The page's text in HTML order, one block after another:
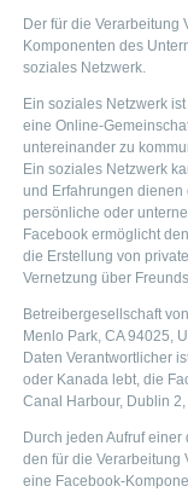
Der für die Verarbeitung
Komponenten des
soziales Netzwerk.
Ein soziales Netzwerk
eine Online-
untereinander zu
Ein soziales Netzwerk
und Erfahrungen dienen
persönliche oder
Facebook ermöglicht
die Erstellung von
Vernetzung über
Betreibergesellschaft
Menlo Park, CA 94025,
Daten Verantwortlicher
oder Kanada lebt, die
Canal Harbour, Dublin
Durch jeden Aufruf
den für die Verarbeitung
eine Facebook-